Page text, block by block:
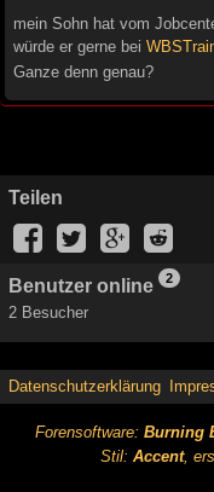
mein Sohn hat vom
würde er gerne bei
Ganze denn genau?
Teilen
Benutzer online 2
2 Besucher
Datenschutzerklärung
Forensoftware: Burning
Stil: Accent,